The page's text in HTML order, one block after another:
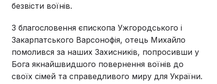
безвісти воїнів.
З благословення єпископа Ужгородського і
Закарпатського Варсонофія, отець Михайло
помолився за наших Захисників, попросивши у
Бога якнайшвидшого повернення воїнів до
своїх сімей та справедливого миру для України.